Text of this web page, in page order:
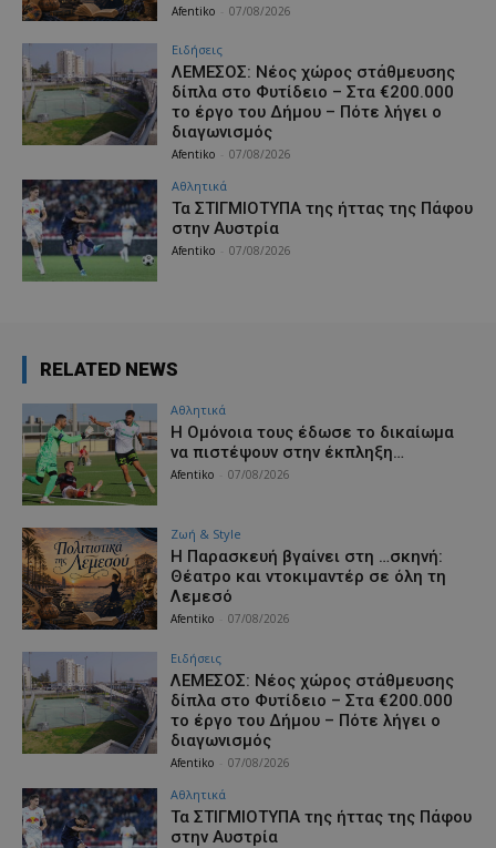
Afentiko 07/08/2026
Ειδήσεις
ΛΕΜΕΣΟΣ: Νέος χώρος στάθμευσης
δίπλα στο Φυτίδειο – Στα €200.000
το έργο του Δήμου – Πότε λήγει ο
διαγωνισμός
Afentiko 07/08/2026
Αθλητικά
Τα ΣΤΙΓΜΙΟΤΥΠΑ της ήττας της Πάφου
στην Αυστρία
Afentiko 07/08/2026
RELATED NEWS
Αθλητικά
Η Ομόνοια τους έδωσε το δικαίωμα
να πιστέψουν στην έκπληξη…
Afentiko 07/08/2026
Ζωή & Style
Η Παρασκευή βγαίνει στη …σκηνή:
Θέατρο και ντοκιμαντέρ σε όλη τη
Λεμεσό
Afentiko 07/08/2026
Ειδήσεις
ΛΕΜΕΣΟΣ: Νέος χώρος στάθμευσης
δίπλα στο Φυτίδειο – Στα €200.000
το έργο του Δήμου – Πότε λήγει ο
διαγωνισμός
Afentiko 07/08/2026
Αθλητικά
Τα ΣΤΙΓΜΙΟΤΥΠΑ της ήττας της Πάφου
στην Αυστρία